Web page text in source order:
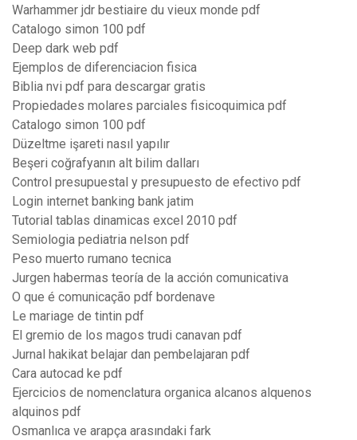
Warhammer jdr bestiaire du vieux monde pdf
Catalogo simon 100 pdf
Deep dark web pdf
Ejemplos de diferenciacion fisica
Biblia nvi pdf para descargar gratis
Propiedades molares parciales fisicoquimica pdf
Catalogo simon 100 pdf
Düzeltme işareti nasıl yapılır
Beşeri coğrafyanın alt bilim dalları
Control presupuestal y presupuesto de efectivo pdf
Login internet banking bank jatim
Tutorial tablas dinamicas excel 2010 pdf
Semiologia pediatria nelson pdf
Peso muerto rumano tecnica
Jurgen habermas teoría de la acción comunicativa
O que é comunicação pdf bordenave
Le mariage de tintin pdf
El gremio de los magos trudi canavan pdf
Jurnal hakikat belajar dan pembelajaran pdf
Cara autocad ke pdf
Ejercicios de nomenclatura organica alcanos alquenos
alquinos pdf
Osmanlıca ve arapça arasındaki fark